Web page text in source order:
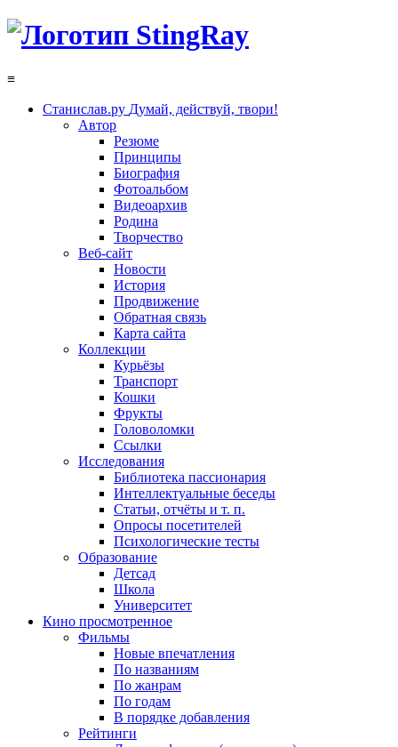
≡
Станислав.ру Думай, действуй, твори!
Автор
Резюме
Принципы
Биография
Фотоальбом
Видеоархив
Родина
Творчество
Веб-сайт
Новости
История
Продвижение
Обратная связь
Карта сайта
Коллекции
Курьёзы
Транспорт
Кошки
Фрукты
Головоломки
Ссылки
Исследования
Библиотека пассионария
Интеллектуальные беседы
Статьи, отчёты и т. п.
Опросы посетителей
Психологические тесты
Образование
Детсад
Школа
Университет
Кино просмотренное
Фильмы
Новые впечатления
По названиям
По жанрам
По годам
В порядке добавления
Рейтинги